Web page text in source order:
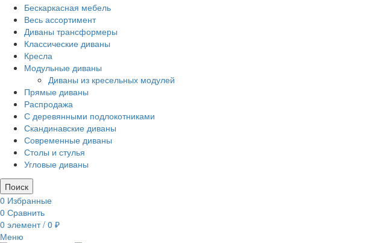
Бескаркасная мебель
Весь ассортимент
Диваны трансформеры
Классические диваны
Кресла
Модульные диваны
Диваны из кресельных модулей
Прямые диваны
Распродажа
С деревянными подлокотниками
Скандинавские диваны
Современные диваны
Столы и стулья
Угловые диваны
Поиск
0 Избранные
0 Сравнить
0 элемент / 0 ₽
Меню